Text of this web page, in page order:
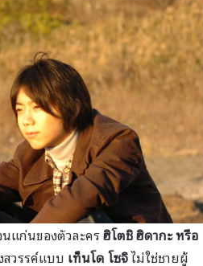
แก่นของตัวละครฮิโตชิ ฮิดากะ หรือ
สวรรค์แบบ เท็นโด โซจิไม่ใช่ชายผู้